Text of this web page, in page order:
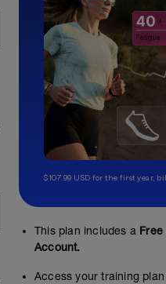
$107.99 USD for the first year,
This plan includes a Free
Account.
Access your training